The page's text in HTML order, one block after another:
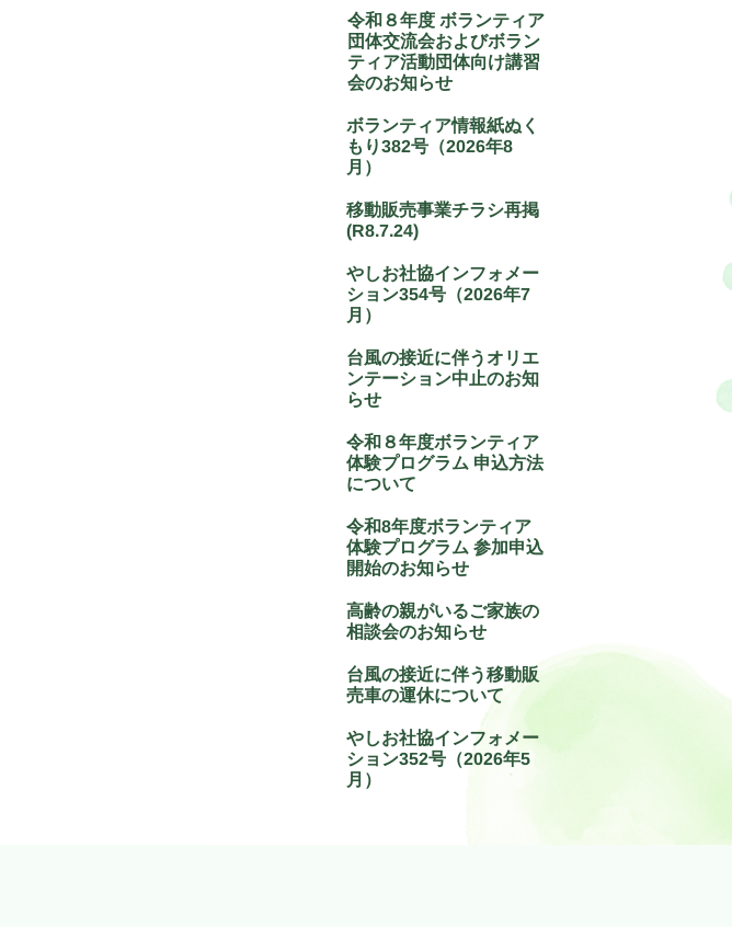
令和８年度 ボランティア
団体交流会およびボラン
ティア活動団体向け講習
会のお知らせ
ボランティア情報紙ぬく
もり382号（2026年8
月）
移動販売事業チラシ再掲
(R8.7.24)
やしお社協インフォメー
ション354号（2026年7
月）
台風の接近に伴うオリエ
ンテーション中止のお知
らせ
令和８年度ボランティア
体験プログラム 申込方法
について
令和8年度ボランティア
体験プログラム 参加申込
開始のお知らせ
高齢の親がいるご家族の
相談会のお知らせ
台風の接近に伴う移動販
売車の運休について
やしお社協インフォメー
ション352号（2026年5
月）